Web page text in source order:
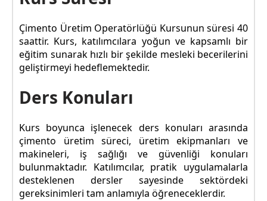
Çimento Üretim Operatörlüğü Kursunun süresi 40
saattir. Kurs, katılımcılara yoğun ve kapsamlı bir
eğitim sunarak hızlı bir şekilde mesleki becerilerini
geliştirmeyi hedeflemektedir.
Ders Konuları
Kurs boyunca işlenecek ders konuları arasında
çimento üretim süreci, üretim ekipmanları ve
makineleri, iş sağlığı ve güvenliği konuları
bulunmaktadır. Katılımcılar, pratik uygulamalarla
desteklenen dersler sayesinde sektördeki
gereksinimleri tam anlamıyla öğreneceklerdir.